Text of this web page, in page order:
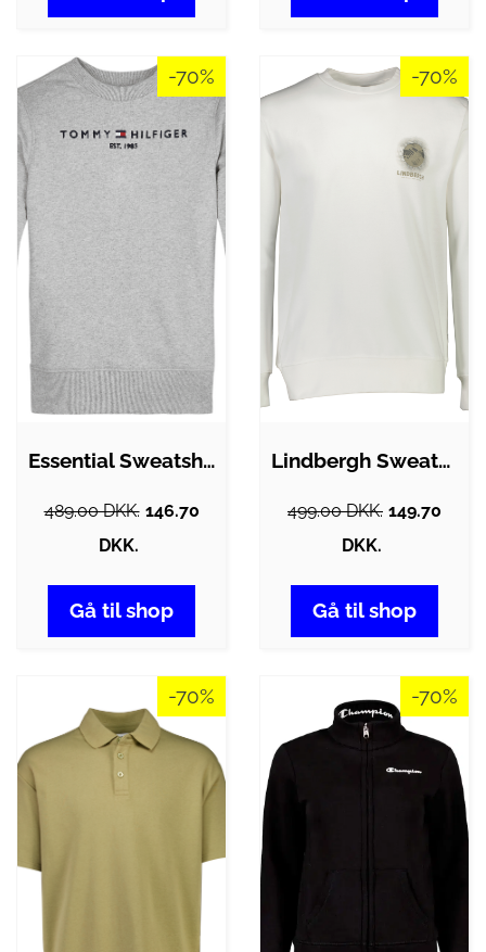
-70%
Essential Sweatshirt
489.00 DKK. 146.70
DKK.
Gå til shop
-70%
Lindbergh Sweatshirt
499.00 DKK. 149.70
DKK.
Gå til shop
-70% -70%